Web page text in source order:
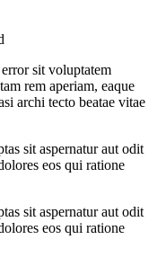
sit voluptatem
rem aperiam, eaque
archi tecto beatae vitae
sit aspernatur aut odit
eos qui ratione
sit aspernatur aut odit
eos qui ratione